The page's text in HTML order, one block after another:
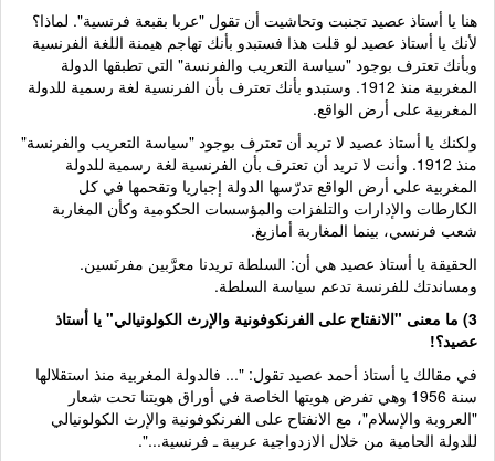
هنا يا أستاذ عصيد تجنبت وتحاشيت أن تقول "عربا بقبعة فرنسية". لماذا؟
لأنك يا أستاذ عصيد لو قلت هذا فستبدو بأنك تهاجم هيمنة اللغة الفرنسية
وبأنك تعترف بوجود "سياسة التعريب والفرنسة" التي تطبقها الدولة
المغربية منذ 1912. وستبدو بأنك تعترف بأن الفرنسية لغة رسمية للدولة
المغربية على أرض الواقع.
ولكنك يا أستاذ عصيد لا تريد أن تعترف بوجود "سياسة التعريب والفرنسة"
منذ 1912. وأنت لا تريد أن تعترف بأن الفرنسية لغة رسمية للدولة
المغربية على أرض الواقع تدرّسها الدولة إجباريا وتقحمها في كل
الكارطات والإدارات والتلفزات والمؤسسات الحكومية وكأن المغاربة
شعب فرنسي، بينما المغاربة أمازيغ.
الحقيقة يا أستاذ عصيد هي أن: السلطة تريدنا معرَّبين مفرنَسين.
ومساندتك للفرنسة تدعم سياسة السلطة.
3) ما معنى "الانفتاح على الفرنكوفونية والإرث الكولونيالي" يا أستاذ
عصيد؟!
في مقالك يا أستاذ أحمد عصيد تقول: "... فالدولة المغربية منذ استقلالها
سنة 1956 وهي تفرض هويتها الخاصة في أوراق هويتنا تحت شعار
"العروبة والإسلام"، مع الانفتاح على الفرنكوفونية والإرث الكولونيالي
للدولة الحامية من خلال الازدواجية عربية ـ فرنسية...".